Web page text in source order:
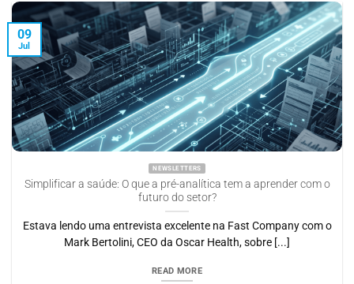
NEWSLETTERS
Simplificar a saúde: O que a pré-analítica tem a aprender com o
futuro do setor?
Estava lendo uma entrevista excelente na Fast Company com o
Mark Bertolini, CEO da Oscar Health, sobre [...]
READ MORE
09
Jul